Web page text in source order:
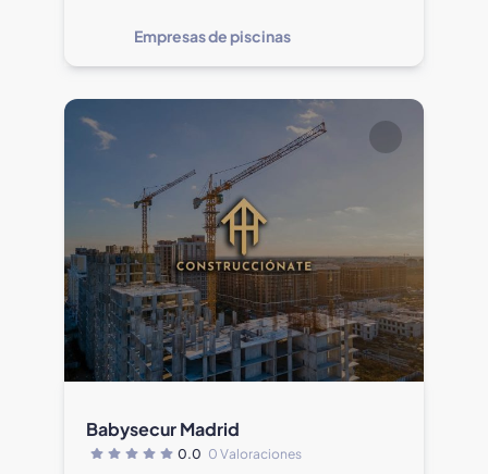
Empresas de piscinas
Babysecur Madrid
0.0 0 Valoraciones